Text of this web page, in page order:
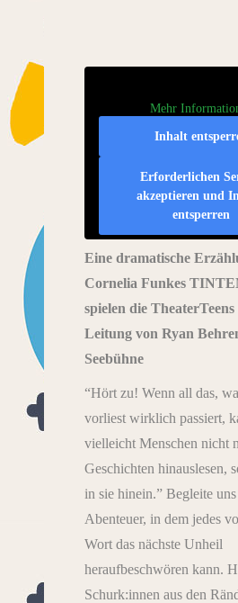
Mehr
Inhalt
Erforderlichen
akzeptieren und
entsperren
Eine dramatische
Cornelia Funkes
spielen die
Leitung von Ryan
Seebühne
“Hört zu! Wenn all das,
vorliest wirklich passiert,
vielleicht Menschen nicht
Geschichten hinauslesen,
in sie hinein.” Begleite
Abenteuer, in dem jedes
Wort das nächste Unheil
heraufbeschwören kann.
Schurk:innen aus den